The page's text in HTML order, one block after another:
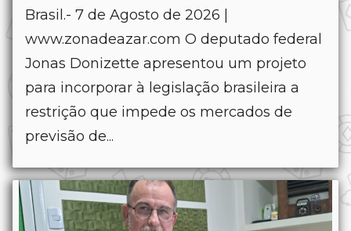
Brasil.- 7 de Agosto de 2026 |
www.zonadeazar.com O deputado federal
Jonas Donizette apresentou um projeto
para incorporar à legislação brasileira a
restrição que impede os mercados de
previsão de...